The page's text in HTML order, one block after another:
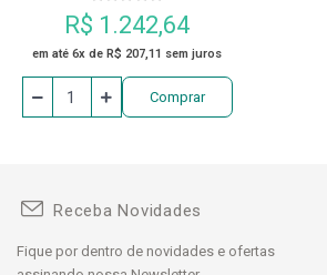
R$ 1.242,64
em até 6x de R$ 207,11 sem juros
Comprar
Receba Novidades
Fique por dentro de novidades e ofertas